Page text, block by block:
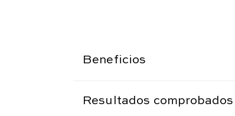
Beneficios
Resultados comprobados